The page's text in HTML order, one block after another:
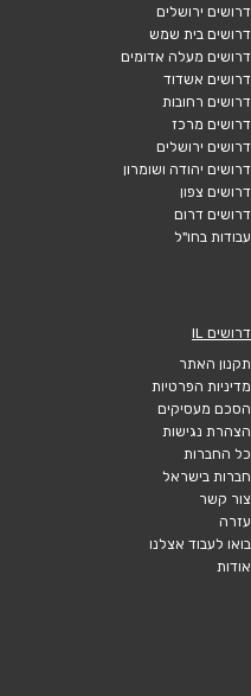
דרושים ירושלים
דרושים בית שמש
דרושים מעלה אדומים
דרושים אשדוד
דרושים רחובות
דרושים מרכז
דרושים ירושלים
דרושים יהודה ושומרון
דרושים צפון
דרושים דרום
עבודות בחו"ל
דרושים IL
תקנון האתר
מדיניות הפרטיות
הסכם מעסיקים
הצהרת נגישות
כל החברות
חברות בישראל
צור קשר
עזרה
בואו לעבוד אצלנו
אודות